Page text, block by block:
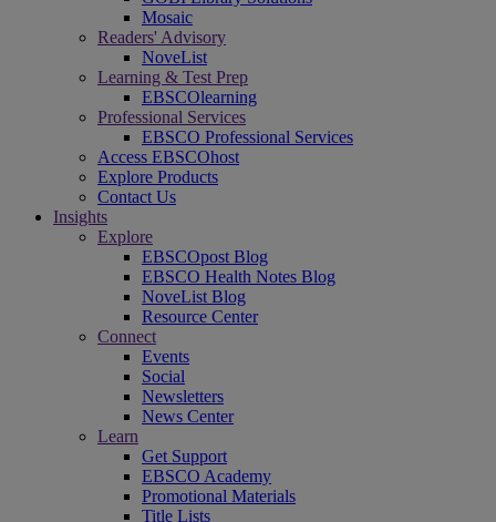
Mosaic
Readers' Advisory
NoveList
Learning & Test Prep
EBSCOlearning
Professional Services
EBSCO Professional Services
Access EBSCOhost
Explore Products
Contact Us
Insights
Explore
EBSCOpost Blog
EBSCO Health Notes Blog
NoveList Blog
Resource Center
Connect
Events
Social
Newsletters
News Center
Learn
Get Support
EBSCO Academy
Promotional Materials
Title Lists